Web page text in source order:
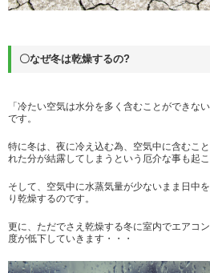
〇なぜ冬は乾燥するの?
「冷たい空気は水分を多く含むことができな
です。
特に冬は、夜に冷え込む為、空気中に含むこ
れた分が結露してしまうという厄介な事も起こ
そして、空気中に水蒸気量が少ないまま日中
り乾燥するのです。
更に、ただでさえ乾燥する冬に室内でエアコ
度が低下していきます・・・